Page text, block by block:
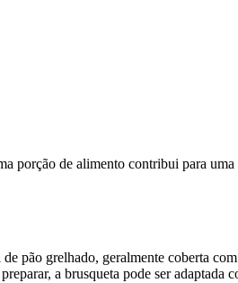
de alimento contribui para
pão grelhado, geralmente coberta
a brusqueta pode ser